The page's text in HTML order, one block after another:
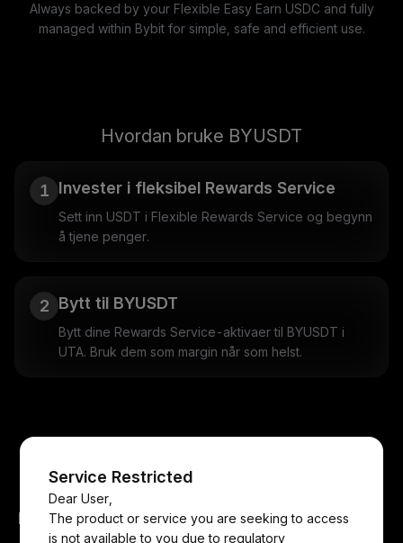
Service Restricted
Dear User,
The product or service you are seeking to access
is not available to you due to regulatory
Always backed by your Flexible Easy Earn USDC and fully
managed within Bybit for simple, safe and efficient use.
Hvordan bruke BYUSDT
1 Invester i fleksibel Rewards Service
Sett inn USDT i Flexible Rewards Service og begynn
å tjene penger.
2 Bytt til BYUSDT
Bytt dine Rewards Service-aktivaer til BYUSDT i
UTA. Bruk dem som margin når som helst.
Vanlige spørsmål
Hva er BYUSDT?